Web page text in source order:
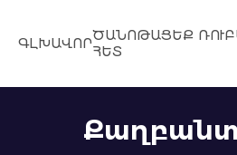
ԳԼԽԱՎՈՐԾԱՆՈԹԱՑԵՔ
ՀԵՏ